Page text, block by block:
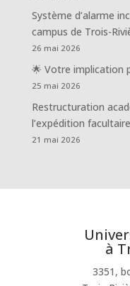
Système d’alarme
campus de Trois-
26 mai 2026
🌟 Votre implication
25 mai 2026
Restructuration
l’expédition facultaire
21 mai 2026
à
3351,